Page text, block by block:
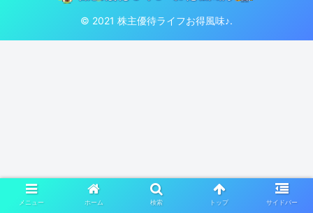
© 2021 株主優待ライフお得風味♪.
メニュー ホーム 検索 トップ サイドバー